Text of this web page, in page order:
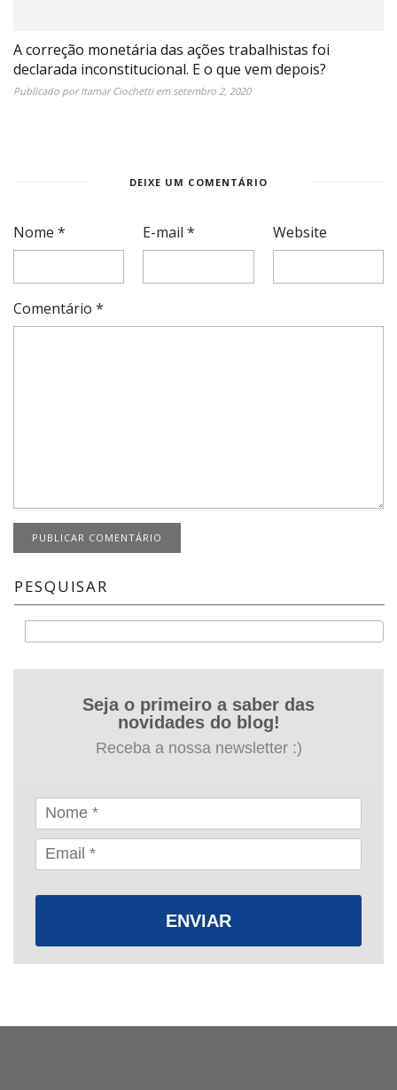
A correção monetária das ações trabalhistas foi
declarada inconstitucional. E o que vem depois?
Publicado porItamar Ciochettiem setembro 2, 2020
DEIXE UM COMENTÁRIO
Nome * E-mail* Website
Comentário *
PESQUISAR
Seja o primeiro a saber das
novidades do blog!
Receba a nossa newsletter :)
ENVIAR